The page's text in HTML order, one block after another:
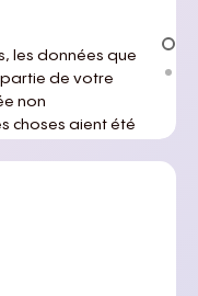
les données que
de votre
non
choses aient été